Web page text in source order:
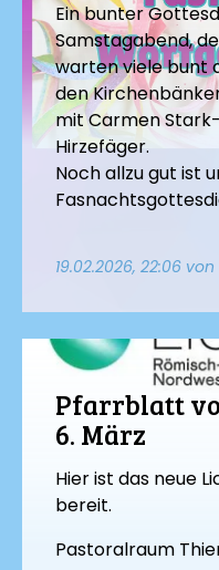
Ein bunter
Samstagabend,
warten viele bunt
den
mit Carmen
Hirzefäger.
Noch allzu gut ist
19.02.2026, 22:06 von
Pfarrblatt
6. März
Hier ist das neue
bereit.
Pastoralraum